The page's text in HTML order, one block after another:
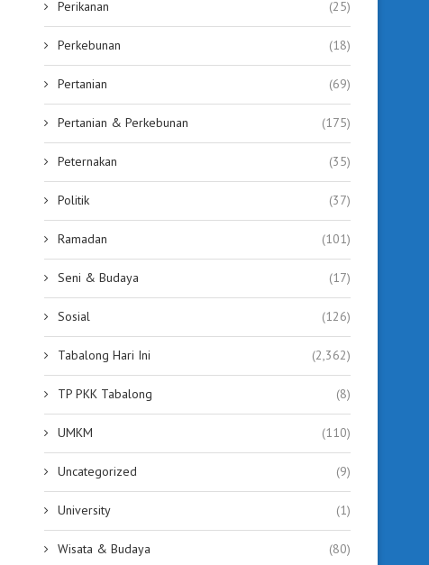
Perikanan (25)
Perkebunan (18)
Pertanian (69)
Pertanian & Perkebunan (175)
Peternakan (35)
Politik (37)
Ramadan (101)
Seni & Budaya (17)
Sosial (126)
Tabalong Hari Ini (2,362)
TP PKK Tabalong (8)
UMKM (110)
Uncategorized (9)
University (1)
Wisata & Budaya (80)